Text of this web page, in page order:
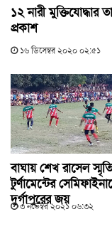
১২ নারী মুক্তিযোদ্ধার
প্রকাশ
১৬ ডিসেম্বর ২০২০ ০২:৫১
বাঘায় শেখ রাসেল স্মৃতি
টুর্ণামেন্টের
দুর্গাপুরের জয়
৩ নভেম্বর ২০২১ ০৬:৩২